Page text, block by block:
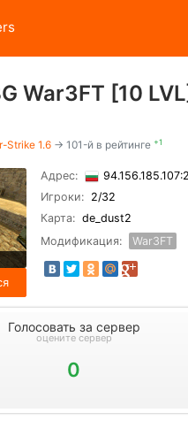
War3FT [10
Strike 1.6 → 101-й в рейтинге +1
Адрес:
Игроки: 2/32
Карта: de_dust2
Модификация:
War3FT
Голосовать за сервер
оцените сервер
0